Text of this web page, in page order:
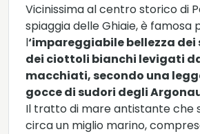
Vicinissima al centro storico di
spiaggia delle Ghiaie, è famosa
l‘impareggiabile bellezza dei
dei ciottoli bianchi levigati
macchiati, secondo una
gocce di sudori degli
Il tratto di mare antistante che
circa un miglio marino,